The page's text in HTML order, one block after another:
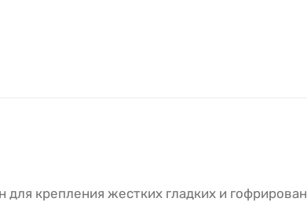
крепления жестких гладких и